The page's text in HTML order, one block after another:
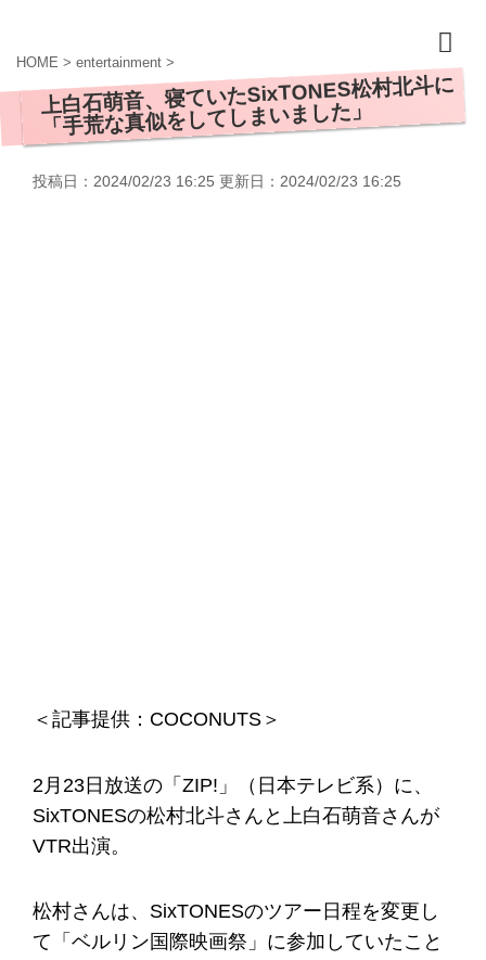
HOME > entertainment >
上白石萌音、寝ていたSixTONES松村北斗に
「手荒な真似をしてしまいました」
投稿日：2024/02/23 16:25 更新日： 2024/02/23 16:25
＜記事提供：COCONUTS＞
2月23日放送の「ZIP!」（日本テレビ系）に、
SixTONESの松村北斗さんと上白石萌音さんが
VTR出演。
松村さんは、SixTONESのツアー日程を変更し
て「ベルリン国際映画祭」に参加していたこと